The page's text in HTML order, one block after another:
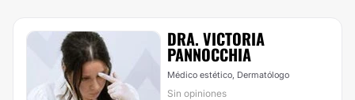
DRA. VICTORIA
PANNOCCHIA
Médico estético, Dermatólogo
Sin opiniones